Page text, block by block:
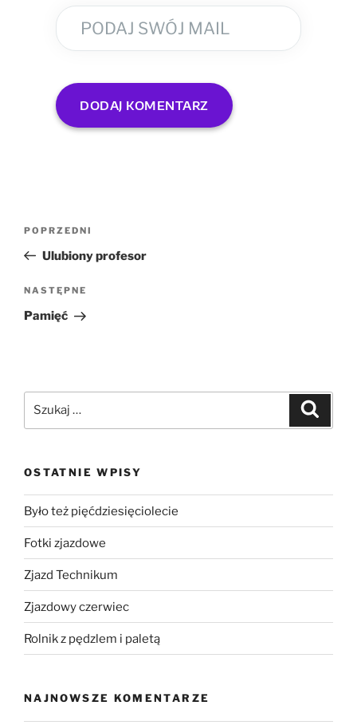
POPRZEDNI
Ulubiony profesor
NASTĘPNE
Pamięć
OSTATNIE WPISY
Było też pięćdziesięciolecie
Fotki zjazdowe
Zjazd Technikum
Zjazdowy czerwiec
Rolnik z pędzlem i paletą
NAJNOWSZE KOMENTARZE